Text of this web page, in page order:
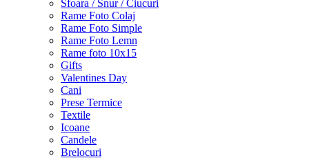
Sfoara / Snur / Ciucuri
Rame Foto Colaj
Rame Foto Simple
Rame Foto Lemn
Rame foto 10x15
Gifts
Valentines Day
Cani
Prese Termice
Textile
Icoane
Candele
Brelocuri